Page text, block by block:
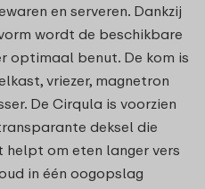
en serveren. Dankzij
wordt de beschikbare
optimaal benut. De kom is
vriezer, magnetron
De Cirqula is voorzien
deksel die
om eten langer vers
in één oogopslag